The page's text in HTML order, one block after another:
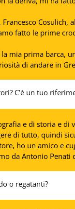
fatto le prime
mia prima barca,
di andare in
C’è un tuo
e di storia e
di tutto, quindi
ho un amico e
da Antonio Penati
o regatanti?